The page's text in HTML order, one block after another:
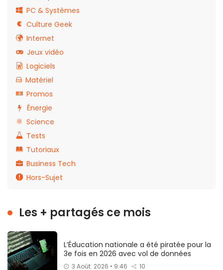
PC & Systèmes
Culture Geek
Internet
Jeux vidéo
Logiciels
Matériel
Promos
Énergie
Science
Tests
Tutoriaux
Business Tech
Hors-Sujet
Les + partagés ce mois
L’Éducation nationale a été piratée pour la
3e fois en 2026 avec vol de données
3 Août. 2026 • 9:46 10